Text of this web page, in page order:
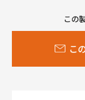
この
こ